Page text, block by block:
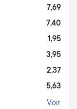
7,69
7,40
1,95
3,95
2,37
5,63
Voir